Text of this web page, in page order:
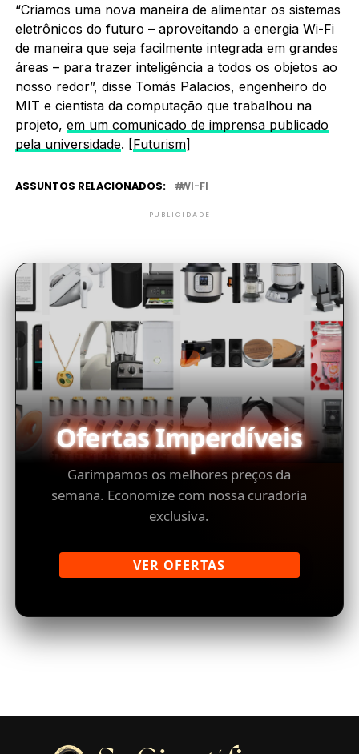
“Criamos uma nova maneira de alimentar os sistemas
eletrônicos do futuro – aproveitando a energia Wi-Fi
de maneira que seja facilmente integrada em grandes
áreas – para trazer inteligência a todos os objetos ao
nosso redor”, disse Tomás Palacios, engenheiro do
MIT e cientista da computação que trabalhou na
projeto, em um comunicado de imprensa publicado
pela universidade. [Futurism]
ASSUNTOS RELACIONADOS: WI-FI
PUBLICIDADE
Ofertas Imperdíveis
Garimpamos os melhores preços da
semana. Economize com nossa curadoria
exclusiva.
VER OFERTAS